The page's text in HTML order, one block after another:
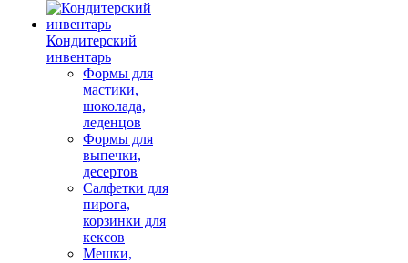
Кондитерский
инвентарь
Формы для
мастики,
шоколада,
леденцов
Формы для
выпечки,
десертов
Салфетки для
пирога,
корзинки для
кексов
Мешки,